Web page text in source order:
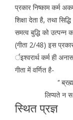
प्रकार निष्काम कर्म
शिक्षा देता है, तथा
समत्व बुद्धि को उत्पन्न
(गीता 2/48) इस
र्इश्वरार्थ कर्म ही
गीता में वर्णित है-
‘‘
लिप्यते न स
स्थित प्रज्ञ